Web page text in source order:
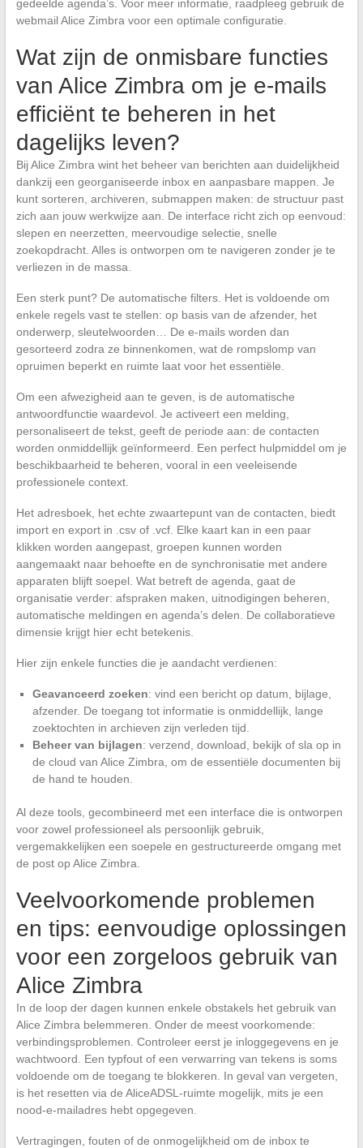
gedeelde agenda’s. Voor meer informatie, raadpleeg gebruik de
webmail Alice Zimbra voor een optimale configuratie.
Wat zijn de onmisbare functies
van Alice Zimbra om je e-mails
efficiënt te beheren in het
dagelijks leven?
Bij Alice Zimbra wint het beheer van berichten aan duidelijkheid
dankzij een georganiseerde inbox en aanpasbare mappen. Je
kunt sorteren, archiveren, submappen maken: de structuur past
zich aan jouw werkwijze aan. De interface richt zich op eenvoud:
slepen en neerzetten, meervoudige selectie, snelle
zoekopdracht. Alles is ontworpen om te navigeren zonder je te
verliezen in de massa.
Een sterk punt? De automatische filters. Het is voldoende om
enkele regels vast te stellen: op basis van de afzender, het
onderwerp, sleutelwoorden… De e-mails worden dan
gesorteerd zodra ze binnenkomen, wat de rompslomp van
opruimen beperkt en ruimte laat voor het essentiële.
Om een afwezigheid aan te geven, is de automatische
antwoordfunctie waardevol. Je activeert een melding,
personaliseert de tekst, geeft de periode aan: de contacten
worden onmiddellijk geïnformeerd. Een perfect hulpmiddel om je
beschikbaarheid te beheren, vooral in een veeleisende
professionele context.
Het adresboek, het echte zwaartepunt van de contacten, biedt
import en export in .csv of .vcf. Elke kaart kan in een paar
klikken worden aangepast, groepen kunnen worden
aangemaakt naar behoefte en de synchronisatie met andere
apparaten blijft soepel. Wat betreft de agenda, gaat de
organisatie verder: afspraken maken, uitnodigingen beheren,
automatische meldingen en agenda’s delen. De collaboratieve
dimensie krijgt hier echt betekenis.
Hier zijn enkele functies die je aandacht verdienen:
Geavanceerd zoeken: vind een bericht op datum, bijlage,
afzender. De toegang tot informatie is onmiddellijk, lange
zoektochten in archieven zijn verleden tijd.
Beheer van bijlagen: verzend, download, bekijk of sla op in
de cloud van Alice Zimbra, om de essentiële documenten bij
de hand te houden.
Al deze tools, gecombineerd met een interface die is ontworpen
voor zowel professioneel als persoonlijk gebruik,
vergemakkelijken een soepele en gestructureerde omgang met
de post op Alice Zimbra.
Veelvoorkomende problemen
en tips: eenvoudige oplossingen
voor een zorgeloos gebruik van
Alice Zimbra
In de loop der dagen kunnen enkele obstakels het gebruik van
Alice Zimbra belemmeren. Onder de meest voorkomende:
verbindingsproblemen. Controleer eerst je inloggegevens en je
wachtwoord. Een typfout of een verwarring van tekens is soms
voldoende om de toegang te blokkeren. In geval van vergeten,
is het resetten via de AliceADSL-ruimte mogelijk, mits je een
nood-e-mailadres hebt opgegeven.
Vertragingen, fouten of de onmogelijkheid om de inbox te